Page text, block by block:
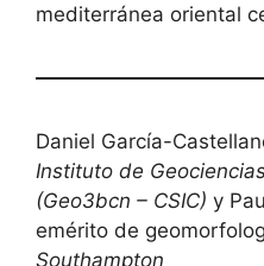
mediterránea oriental
Daniel García-
Instituto de
(Geo3bcn – CSIC) y
emérito de
Southampton